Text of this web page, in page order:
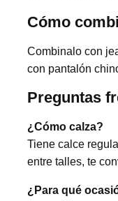
Cómo
Combinalo con
con pantalón
Preguntas
¿Cómo calza?
Tiene calce
entre talles, te
¿Para qué